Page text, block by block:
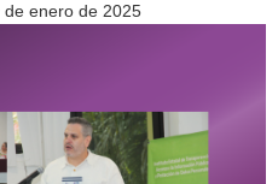
de enero de 2025